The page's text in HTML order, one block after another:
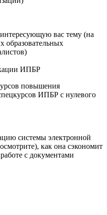
вас тему (на
ИПБР
повышения
ИПБР с нулевого
системы электронной
как она сэкономит
с документами